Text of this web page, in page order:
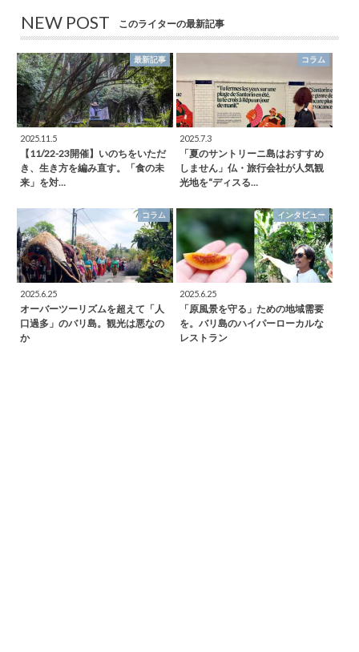
NEW POST このライターの最新記事
最新記事
2025.11.5
【11/22-23開催】いのちをいただ
き、生き方を編み直す。「食の未
来」を対…
コラム
2025.7.3
「夏のサントリーニ島はおすすめ
しません」仏・旅行会社が人気観
光地を“ディスる…
コラム
2025.6.25
オーバーツーリズムを超えて「人
口過多」のバリ島。観光は悪なの
か
インタビュー
2025.6.25
「原風景を守る」ための地域需要
を。バリ島のハイパーローカルな
レストラン